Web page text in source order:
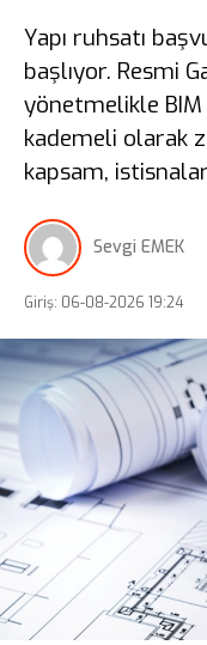
Yapı ruhsatı
başlıyor. Resmi
yönetmelikle
kademeli olarak
kapsam,
Sevgi EMEK
Giriş: 06-08-2026 19:24